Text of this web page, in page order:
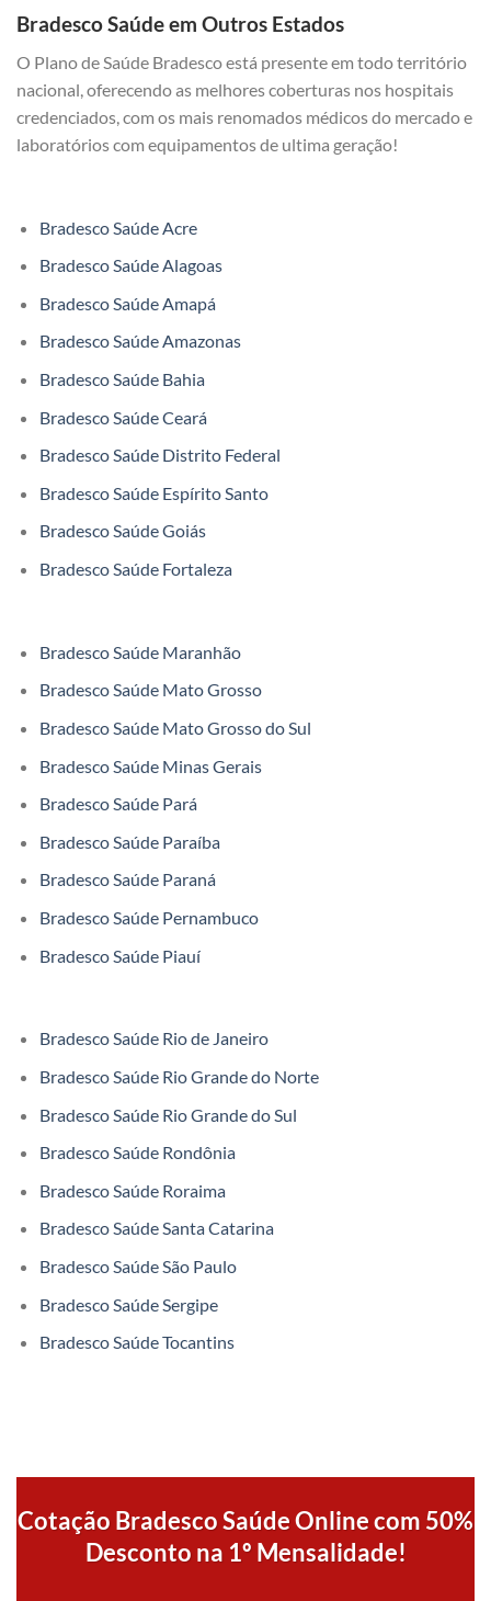
Bradesco Saúde em Outros Estados
O Plano de Saúde Bradesco está presente em todo território
nacional, oferecendo as melhores coberturas nos hospitais
credenciados, com os mais renomados médicos do mercado e
laboratórios com equipamentos de ultima geração!
Bradesco Saúde Acre
Bradesco Saúde Alagoas
Bradesco Saúde Amapá
Bradesco Saúde Amazonas
Bradesco Saúde Bahia
Bradesco Saúde Ceará
Bradesco Saúde Distrito Federal
Bradesco Saúde Espírito Santo
Bradesco Saúde Goiás
Bradesco Saúde Fortaleza
Bradesco Saúde Maranhão
Bradesco Saúde Mato Grosso
Bradesco Saúde Mato Grosso do Sul
Bradesco Saúde Minas Gerais
Bradesco Saúde Pará
Bradesco Saúde Paraíba
Bradesco Saúde Paraná
Bradesco Saúde Pernambuco
Bradesco Saúde Piauí
Bradesco Saúde Rio de Janeiro
Bradesco Saúde Rio Grande do Norte
Bradesco Saúde Rio Grande do Sul
Bradesco Saúde Rondônia
Bradesco Saúde Roraima
Bradesco Saúde Santa Catarina
Bradesco Saúde São Paulo
Bradesco Saúde Sergipe
Bradesco Saúde Tocantins
Cotação Bradesco Saúde Online com 50%
Desconto na 1º Mensalidade!